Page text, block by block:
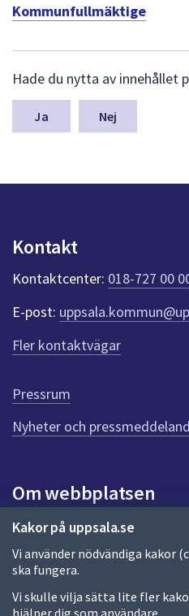
Kakor på uppsala.se
Vi använder nödvändiga kakor
ska fungera.
Vi skulle vilja sätta lite fler
hjälper dig som användare.
Kommunfullmäktige
ä
m
a
n
k
t
e
r
f
ö
r
e
n
n
a
d
a
Hade du nytta av innehållet
Nej
Kontakt
Kontaktcenter: 018-727 00
E-post:
Fler kontaktvägar
Pressrum
Nyheter och
Om webbplatsen
Om webbplatsen
Allmänna handlingar och
Behandling av personuppgifter